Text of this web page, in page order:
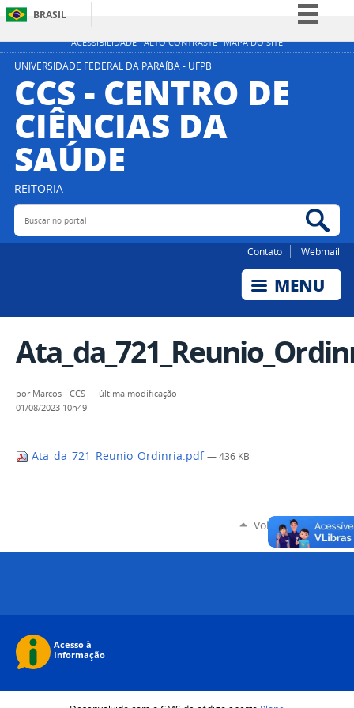
ACESSIBILIDADE ALTO CONTRASTE MAPA DO SITE
BRASIL
Simplifique!
Participe
Acesso à informação
Legislação
UNIVERSIDADE FEDERAL DA PARAÍBA - UFPB
CCS - CENTRO DE
CIÊNCIAS DA
SAÚDE
REITORIA
Buscar no portal
Contato Webmail
por Marcos - CCS — última modificação
01/08/2023 10h49
Ata_da_721_Reunio_Ordinria.pdf — 436 KB
Voltar para o topo